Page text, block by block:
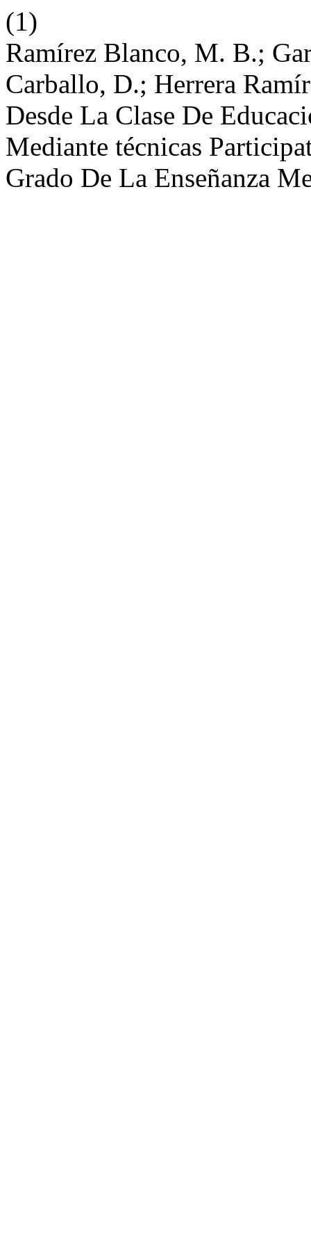
(1)
Ramírez Blanco, M. B.;
Carballo, D.; Herrera
Desde La Clase De
Mediante técnicas
Grado De La Enseñanza